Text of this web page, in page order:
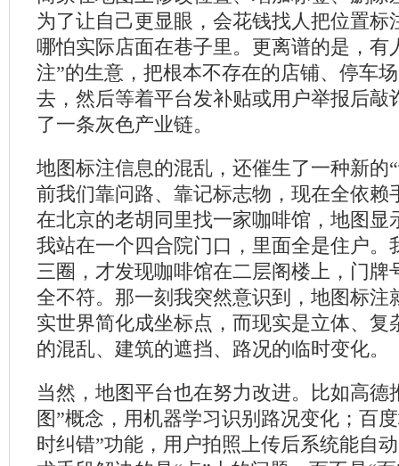
为了让自己更显眼，会花钱找人把位置标
哪怕实际店面在巷子里。更离谱的是，有
注”的生意，把根本不存在的店铺、停车
去，然后等着平台发补贴或用户举报后敲
了一条灰色产业链。
地图标注信息的混乱，还催生了一种新的
前我们靠问路、靠记标志物，现在全依赖
在北京的老胡同里找一家咖啡馆，地图显
我站在一个四合院门口，里面全是住户。
三圈，才发现咖啡馆在二层阁楼上，门牌
全不符。那一刻我突然意识到，地图标注
实世界简化成坐标点，而现实是立体、复
的混乱、建筑的遮挡、路况的临时变化。
当然，地图平台也在努力改进。比如高德
图”概念，用机器学习识别路况变化；百
时纠错”功能，用户拍照上传后系统能自